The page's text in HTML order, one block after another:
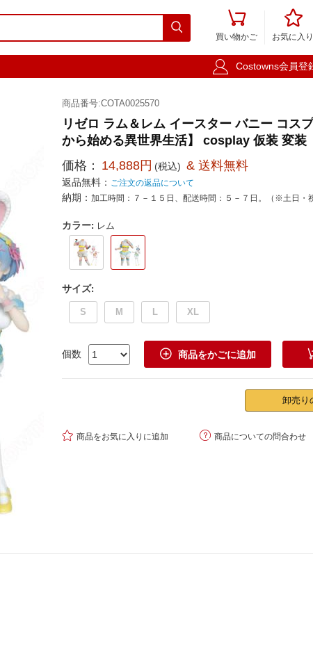


買い物かご

お気に入り
 Costowns会員登
商品番号:COTA0025570
リゼロ ラム＆レム イースター バニー コス
から始める異世界生活】 cosplay 仮装 変装
価格： 14,888円 (税込) & 送料無料
返品無料： ご注文の返品について
納期： 加工時間：７－１５日、配送時間：５－７日。（※土日・
カラー: レム
サイズ:
S M L XL
個数  商品をかごに追加
卸売り
 商品をお気に入りに追加  商品についての問合わせ